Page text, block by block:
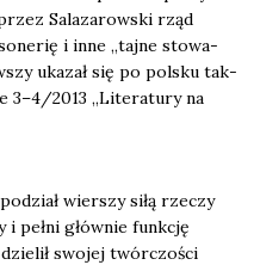
Sala­za­row­ski rząd
i inne „taj­ne sto­wa­
uka­zał się po pol­sku tak­
3–4/2013 „Lite­ra­tu­ry na
wier­szy siłą rze­czy
i peł­ni głów­nie funk­cję
swo­jej twór­czo­ści